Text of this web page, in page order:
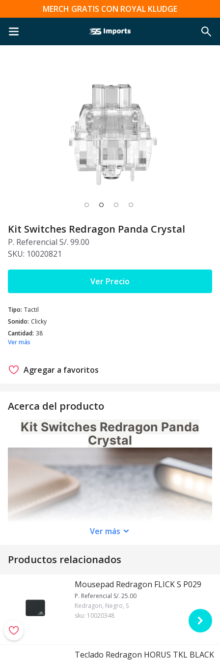
MERCH GRATIS CON ROYAL KLUDGE
Kit Switches Redragon Panda Crystal
P. Referencial S/. 99.00
SKU: 10020821
Ver Precio
Tipo: Tactil
Sonido: Clicky
Cantidad: 38
Ver más
Agregar a favoritos
Acerca del producto
Kit Switches Redragon Panda
Crystal
Ver más
Productos relacionados
Mousepad Redragon FLICK S P029
P. Referencial S/. 25.00
Redragon, Negro, S
sku: 10020348
Teclado Redragon HORUS TKL BLACK